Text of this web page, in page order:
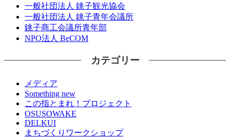
一般社団法人 銚子観光協会
一般社団法人 銚子青年会議所
銚子商工会議所青年部
NPO法人 BeCOM
カテゴリー
メディア
Something new
この指とまれ！プロジェクト
OSUSOWAKE
DELKUI
まちづくりワークショップ